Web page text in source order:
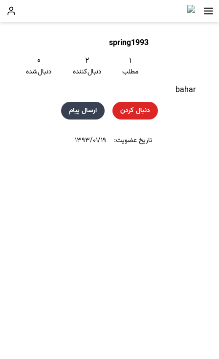
spring1993
۱
مطلب
۲
دنبال‌کننده
۰
دنبال‌شده
bahar
دنبال کردن ارسال پیام
تاریخ عضویت: ۱۳۹۳/۰۱/۱۹